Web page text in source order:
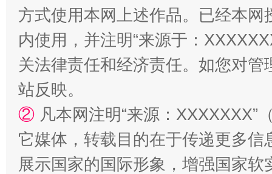
漫山遍野的桃花与雪山、麦地、白藏房 除
方式使用本网上述作品。已经本
内使用，并注明“来源于：
关法律责任和经济责任。如您对
站反映。
② 凡本网注明“来源：
它媒体，转载目的在于传递更多
展示国家的国际形象，增强国家